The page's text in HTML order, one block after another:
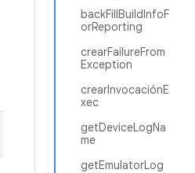
backFillBuildInfoF
orReporting
crearFailureFrom
Exception
crearInvocaciónE
xec
getDeviceLogNa
me
getEmulatorLog